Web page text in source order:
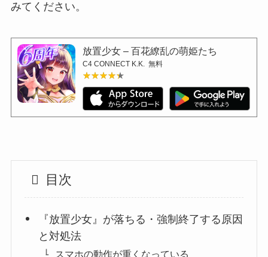
みてください。
放置少女 – 百花繚乱の萌姫たち
C4 CONNECT K.K. 無料
★★★★★
★★★★★
目次
『放置少女』が落ちる・強制終了する原因
と対処法
スマホの動作が重くなっている